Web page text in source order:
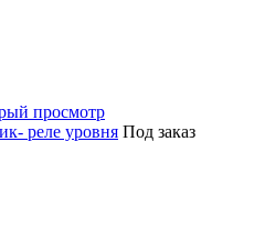
просмотр
реле уровня Под заказ